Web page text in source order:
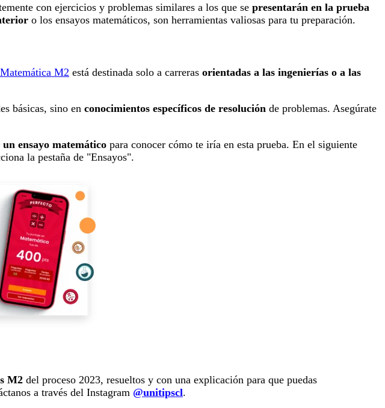
con ejercicios y problemas similares a los que se presentarán en la prueba
o los ensayos matemáticos, son herramientas valiosas para tu preparación.
M2 está destinada solo a carreras orientadas a las ingenierías o a las
básicas, sino en conocimientos específicos de resolución de problemas. Asegúrate
ensayo matemático para conocer cómo te iría en esta prueba. En el siguiente
la pestaña de "Ensayos".
M2 del proceso 2023, resueltos y con una explicación para que puedas
a través del Instagram @unitipscl.